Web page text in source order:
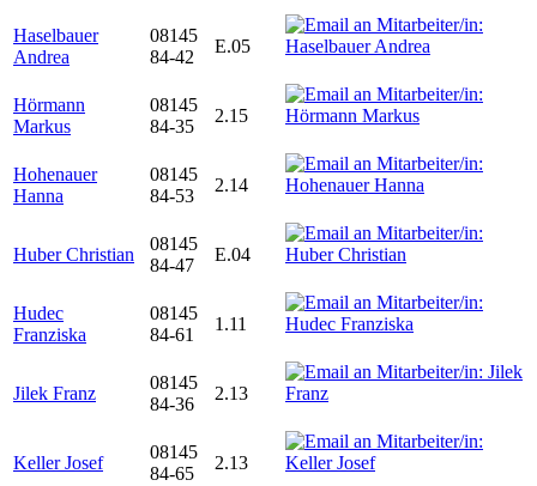
Haselbauer
Andrea
08145
84-42
E.05
Hörmann
Markus
08145
84-35
2.15
Hohenauer
Hanna
08145
84-53
2.14
Huber Christian
08145
84-47
E.04
Hudec
Franziska
08145
84-61
1.11
Jilek Franz
08145
84-36
2.13
Keller Josef
08145
84-65
2.13